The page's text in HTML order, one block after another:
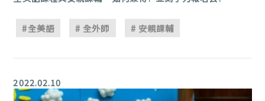
全美語課程與安親課輔 - 如何兼得? 立刻手刀報名去!
#全美語 # 全外師 # 安親課輔
2022.02.10